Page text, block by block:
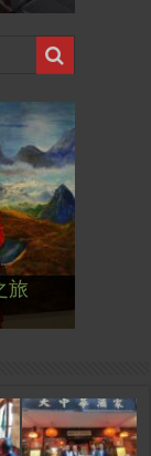
旅
One
One
克兰
晚
8
将于2
Février
占领
界
le
艺术
pu